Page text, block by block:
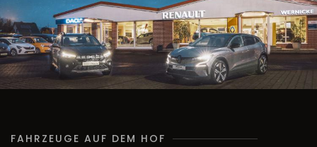
FAHRZEUGE AUF DEM HOF